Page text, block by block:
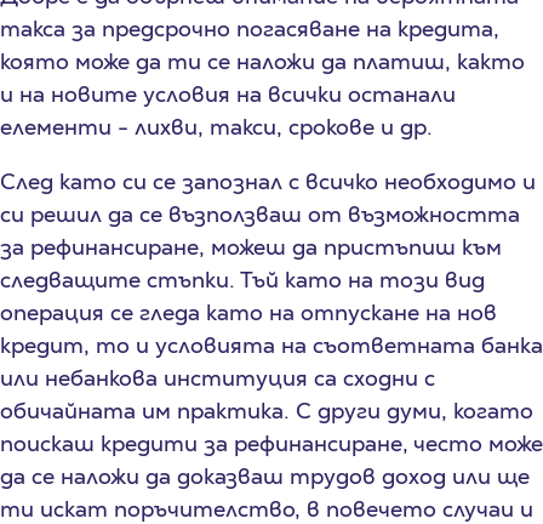
такса за предсрочно погасяване на кредита,
която може да ти се наложи да платиш, както
и на новите условия на всички останали
елементи - лихви, такси, срокове и др.
След като си се запознал с всичко необходимо и
си решил да се възползваш от възможността
за рефинансиране, можеш да пристъпиш към
следващите стъпки. Тъй като на този вид
операция се гледа като на отпускане на нов
кредит, то и условията на съответната банка
или небанкова институция са сходни с
обичайната им практика. С други думи, когато
поискаш кредити за рефинансиране, често може
да се наложи да доказваш трудов доход или ще
ти искат поръчителство, в повечето случаи и